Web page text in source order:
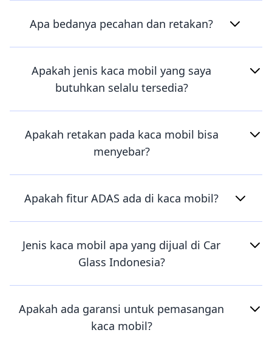
Apa bedanya pecahan dan retakan?
Apakah jenis kaca mobil yang saya
butuhkan selalu tersedia?
Apakah retakan pada kaca mobil bisa
menyebar?
Apakah fitur ADAS ada di kaca mobil?
Jenis kaca mobil apa yang dijual di Car
Glass Indonesia?
Apakah ada garansi untuk pemasangan
kaca mobil?